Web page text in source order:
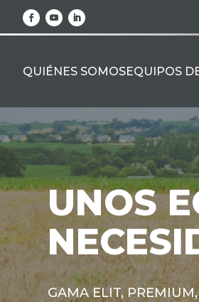
QUIÉNES SOMOSEQUIPOS
UNOS
GAMA ELIT,